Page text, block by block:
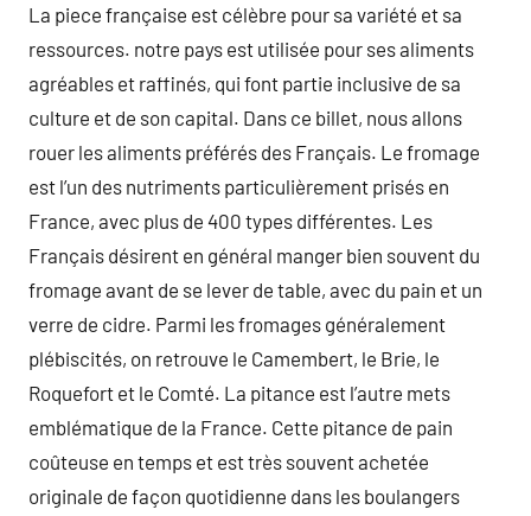
La piece française est célèbre pour sa variété et sa
ressources. notre pays est utilisée pour ses aliments
agréables et raffinés, qui font partie inclusive de sa
culture et de son capital. Dans ce billet, nous allons
rouer les aliments préférés des Français. Le fromage
est l’un des nutriments particulièrement prisés en
France, avec plus de 400 types différentes. Les
Français désirent en général manger bien souvent du
fromage avant de se lever de table, avec du pain et un
verre de cidre. Parmi les fromages généralement
plébiscités, on retrouve le Camembert, le Brie, le
Roquefort et le Comté. La pitance est l’autre mets
emblématique de la France. Cette pitance de pain
coûteuse en temps et est très souvent achetée
originale de façon quotidienne dans les boulangers